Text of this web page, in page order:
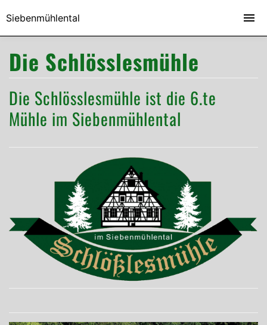
Die Schlösslesmühle
Die Schlösslesmühle ist die 6.te
Mühle im Siebenmühlental
Siebenmühlental